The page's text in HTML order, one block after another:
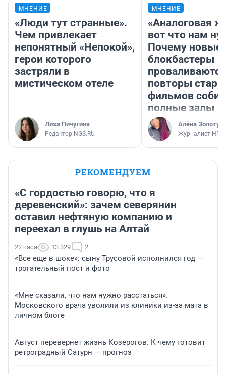
МНЕНИЕ
«Люди тут странные».
Чем привлекает
непонятный «Непокой»,
герои которого
застряли в
мистическом отеле
Лиза Пичугина
Редактор NGS.RU
МНЕНИЕ
«Аналоговая
вот что нам
Почему новые
блокбастеры
повторы
фильмов
полные залы
Алёна
Журналист НГС
РЕКОМЕНДУЕМ
«С гордостью говорю, что я
деревенский»: зачем северянин
оставил нефтяную компанию и
переехал в глушь на Алтай
22 часа 13 329 2
«Все еще в шоке»: сыну Трусовой исполнился год —
трогательный пост и фото
«Мне сказали, что нам нужно расстаться».
Московского врача уволили из клиники из-за мата в
личном блоге
Август перевернет жизнь Козерогов. К чему готовит
ретроградный Сатурн — прогноз